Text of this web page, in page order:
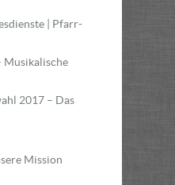
| Pfarr-
Musikalische
2017 – Das
Mission